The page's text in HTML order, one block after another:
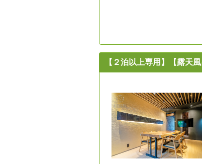
【２泊以上専用】【露天